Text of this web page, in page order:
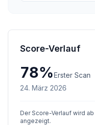
Score-Verlauf
78%Erster Scan
24. März 2026
Der Score-Verlauf wird
angezeigt.